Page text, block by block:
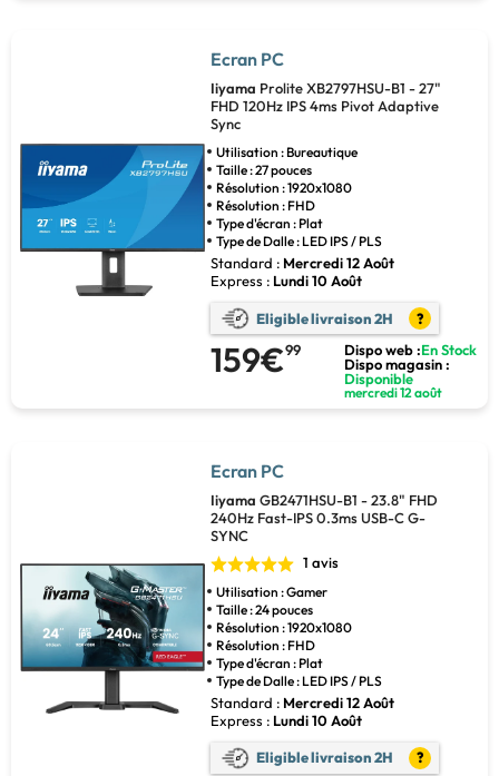
Ecran PC
Iiyama Prolite XB2797HSU-B1 - 27"
FHD 120Hz IPS 4ms Pivot Adaptive
Sync
Utilisation : Bureautique
Taille : 27 pouces
Résolution : 1920x1080
Résolution : FHD
Type d'écran : Plat
Type de Dalle : LED IPS / PLS
Standard : Mercredi 12 Août
Express : Lundi 10 Août
Eligible livraison 2H ?
159€99 Dispo web :En Stock
Dispo magasin :
Disponible
mercredi 12 août
Ecran PC
Iiyama GB2471HSU-B1 - 23.8" FHD
240Hz Fast-IPS 0.3ms USB-C G-
SYNC
1 avis
Utilisation : Gamer
Taille : 24 pouces
Résolution : 1920x1080
Résolution : FHD
Type d'écran : Plat
Type de Dalle : LED IPS / PLS
Standard : Mercredi 12 Août
Express : Lundi 10 Août
Eligible livraison 2H ?